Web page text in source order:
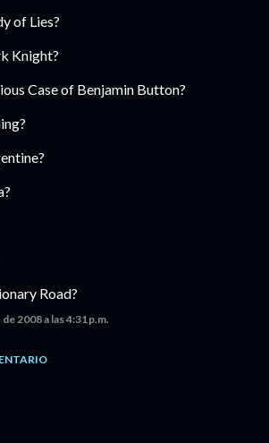
of Lies?
Knight?
Case of Benjamin Button?
Road?
2008 a las 4:31 p.m.